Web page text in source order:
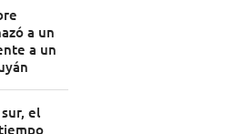
a un
a un
el